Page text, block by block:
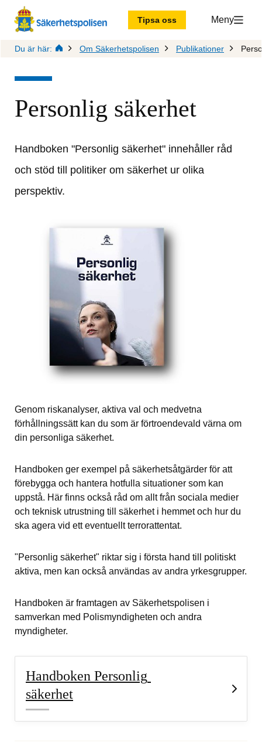
Tipsa oss Meny
Du är här: Om Säkerhetspolisen Publikationer
Personlig säkerhet
Handboken "Personlig säkerhet" innehåller råd
och stöd till politiker om säkerhet ur olika
perspektiv.
Genom riskanalyser, aktiva val och medvetna
förhållningssätt kan du som är förtroendevald värna om
din personliga säkerhet.
Handboken ger exempel på säkerhetsåtgärder för att
förebygga och hantera hotfulla situationer som kan
uppstå. Här finns också råd om allt från sociala medier
och teknisk utrustning till säkerhet i hemmet och hur du
ska agera vid ett eventuellt terrorattentat.
"Personlig säkerhet" riktar sig i första hand till politiskt
aktiva, men kan också användas av andra yrkesgrupper.
Handboken är framtagen av Säkerhetspolisen i
samverkan med Polismyndigheten och andra
myndigheter.
Handboken Personlig
säkerhet